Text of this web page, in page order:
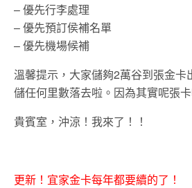
– 優先行李處理
– 優先預訂侯補名單
– 優先機場候補
溫馨提示，大家儲夠2萬谷到張金卡
儲任何里數落去啦。因為其實呢張
貴賓室，沖涼！我來了！！
更新！宜家金卡每年都要續的了！